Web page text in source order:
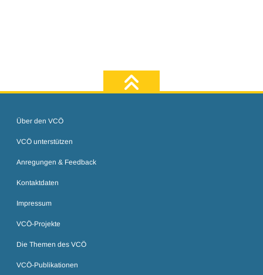
Über den VCÖ
VCÖ unterstützen
Anregungen & Feedback
Kontaktdaten
Impressum
VCÖ-Projekte
Die Themen des VCÖ
VCÖ-Publikationen